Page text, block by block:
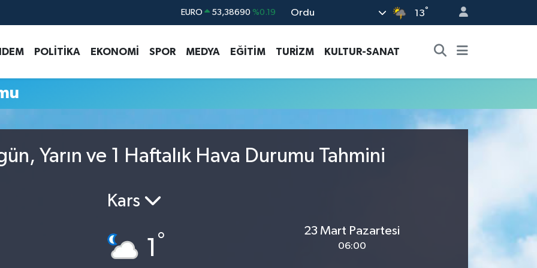
EURO 53,38690 %0.19
G.ALTIN 6862,09000 %0.19
BİST100 14.598,00 %0
Ordu 13°
POLİTİKA EKONOMİ SPOR MEDYA EĞİTİM TURİZM KULTUR-SANAT
Yarın ve 1 Haftalık Hava Durumu Tahmini
Kars
1 °
23 Mart Pazartesi
06:00